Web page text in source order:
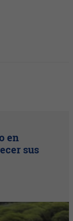
en
sus